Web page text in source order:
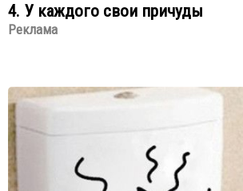
4. У каждого свои причуды
Реклама